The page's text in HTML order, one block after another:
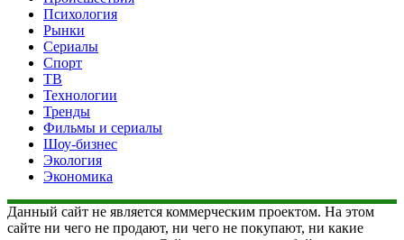
Психология
Рынки
Сериалы
Спорт
ТВ
Технологии
Тренды
Фильмы и сериалы
Шоу-бизнес
Экология
Экономика
Данный сайт не является коммерческим проектом. На этом
сайте ни чего не продают, ни чего не покупают, ни какие